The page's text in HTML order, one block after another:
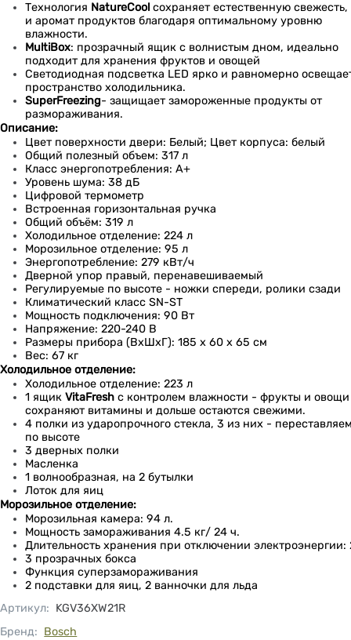
Технология NatureCool сохраняет естественную свежесть,
и аромат продуктов благодаря оптимальному уровню
влажности.
MultiBox: прозрачный ящик с волнистым дном, идеально
подходит для хранения фруктов и овощей
Светодиодная подсветка LED ярко и равномерно
пространство холодильника.
SuperFreezing- защищает замороженные продукты от
размораживания.
Описание:
Цвет поверхности двери: Белый; Цвет корпуса: белый
Общий полезный объем: 317 л
Класс энергопотребления: A+
Уровень шума: 38 дБ
Цифровой термометр
Встроенная горизонтальная ручка
Общий объём: 319 л
Холодильное отделение: 224 л
Морозильное отделение: 95 л
Энергопотребление: 279 кВт/ч
Дверной упор правый, перенавешиваемый
Регулируемые по высоте - ножки спереди, ролики сзади
Климатический класс SN-ST
Мощность подключения: 90 Вт
Напряжение: 220-240 В
Размеры прибора (ВхШхГ): 185 x 60 x 65 см
Вес: 67 кг
Холодильное отделение:
Холодильное отделение: 223 л
1 ящикVitaFresh с контролем влажности - фрукты и овощи
сохраняют витамины и дольше остаются свежими.
4 полки из ударопрочного стекла, 3 из них -
по высоте
3 дверных полки
Масленка
1 волнообразная, на 2 бутылки
Лоток для яиц
Морозильное отделение:
Морозильная камера: 94 л.
Мощность замораживания 4.5 кг/ 24 ч.
Длительность хранения при отключении электроэнергии:
3 прозрачных бокса
Функция суперзамораживания
2 подставки для яиц, 2 ванночки для льда
Артикул: KGV36XW21R
Бренд: Bosch